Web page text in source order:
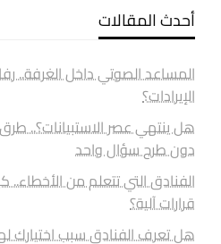
أحدث المقالات
المساعد الصوتي داخل الغرفة..
الإيرادات؟
هل ينتهي عصر الاستبيانات؟..
دون طرح سؤال واحد
الفنادق التي تتعلم من
قرارات آلية؟
هل تعرف الفنادق سبب اختيارك